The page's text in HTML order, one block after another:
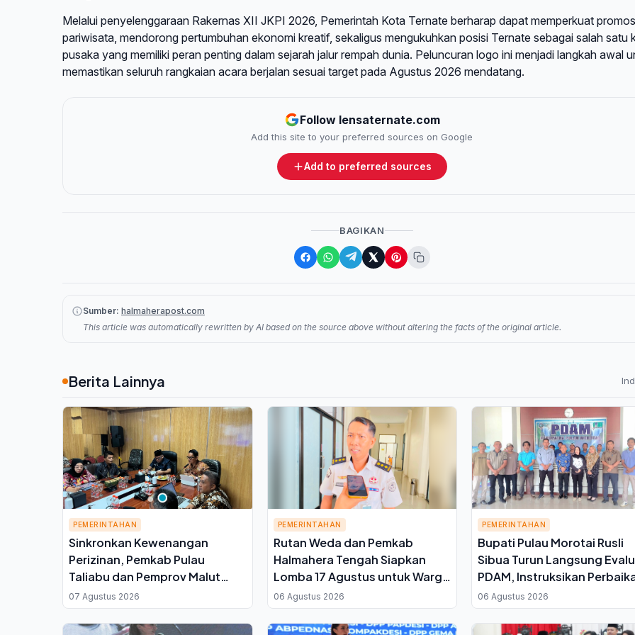
Melalui penyelenggaraan Rakernas XII JKPI 2026, Pemerintah Kota Ternate berharap dapat memperkuat
pariwisata, mendorong pertumbuhan ekonomi kreatif, sekaligus mengukuhkan posisi Ternate sebagai salah satu
pusaka yang memiliki peran penting dalam sejarah jalur rempah dunia. Peluncuran logo ini menjadi langkah awal
memastikan seluruh rangkaian acara berjalan sesuai target pada Agustus 2026 mendatang.
Follow lensaternate.com
Add this site to your preferred sources on Google
Add to preferred sources
BAGIKAN
Sumber: halmaherapost.com
This article was automatically rewritten by AI based on the source above without altering the facts of the original article.
Berita Lainnya
PEMERINTAHAN
Sinkronkan Kewenangan
Perizinan, Pemkab Pulau
Taliabu dan Pemprov Malut
Perkuat Koordinasi Tata Ruang
07 Agustus 2026
PEMERINTAHAN
Rutan Weda dan Pemkab
Halmahera Tengah Siapkan
Lomba 17 Agustus untuk Warga
Binaan, Ini Kata Plh Kepala
Rutan
06 Agustus 2026
PEMERINTAHAN
Bupati Pulau Morotai Rusli
Sibua Turun Langsung
PDAM, Instruksikan
Jaringan Distribusi Air
06 Agustus 2026